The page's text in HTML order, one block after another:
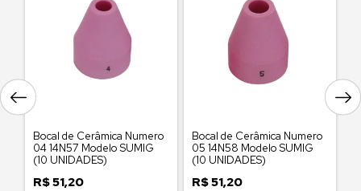
Bocal de Cerâmica Numero
04 14N57 Modelo SUMIG
(10 UNIDADES)
R$51,20
Bocal de Cerâmica Numero
05 14N58 Modelo SUMIG
(10 UNIDADES)
R$51,20